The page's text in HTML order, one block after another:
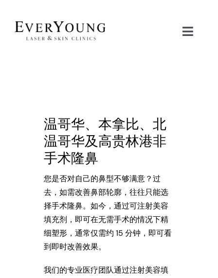
content
Toggle
护肤品商城
温哥华、本拿比、北
温哥华及高贵林港非
手术隆鼻
您是否对自己的鼻型不够满意？过
去，如需改善鼻部轮廓，往往只能选
择手术隆鼻。如今，通过可注射美容
填充剂，即可在无需手术的情况下精
细塑形，通常仅需约 15 分钟，即可看
到即时改善效果。
我们的专业医疗团队通过注射美容填